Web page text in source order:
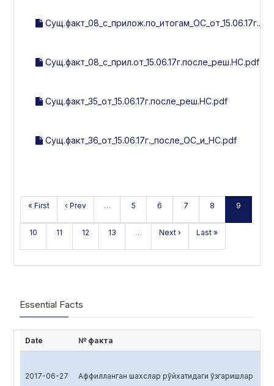
Сущ.факт_08_с_прилож.по_итогам_ОС_от_15.06.17г..pdf
Сущ.факт_08_с_прил.от_15.06.17г.после_реш.НС.pdf
Сущ.факт_35_от_15.06.17г.после_реш.НС.pdf
Сущ.факт_36_от_15.06.17г._после_ОС_и_НС.pdf
« First ‹ Prev … 5 6 7 8 9
10 11 12 13 … Next › Last »
Essential Facts
Date № факта
2017-06-27 Аффилланган шахслар рўйхатидаги ўзгаришлар